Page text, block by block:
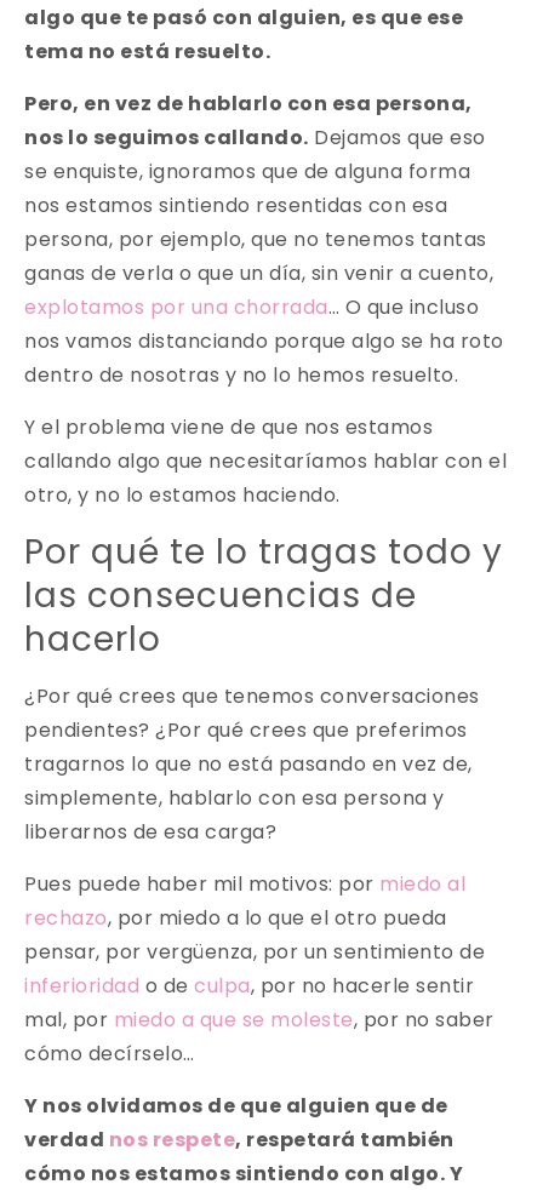
algo que te pasó con alguien, es que ese
tema no está resuelto.
Pero, en vez de hablarlo con esa persona,
nos lo seguimos callando. Dejamos que eso
se enquiste, ignoramos que de alguna forma
nos estamos sintiendo resentidas con esa
persona, por ejemplo, que no tenemos tantas
ganas de verla o que un día, sin venir a cuento,
explotamos por una chorrada… O que incluso
nos vamos distanciando porque algo se ha roto
dentro de nosotras y no lo hemos resuelto.
Y el problema viene de que nos estamos
callando algo que necesitaríamos hablar con el
otro, y no lo estamos haciendo.
Por qué te lo tragas todo y
las consecuencias de
hacerlo
¿Por qué crees que tenemos conversaciones
pendientes? ¿Por qué crees que preferimos
tragarnos lo que no está pasando en vez de,
simplemente, hablarlo con esa persona y
liberarnos de esa carga?
Pues puede haber mil motivos: por miedo al
rechazo, por miedo a lo que el otro pueda
pensar, por vergüenza, por un sentimiento de
inferioridad o de culpa, por no hacerle sentir
mal, por miedo a que se moleste, por no saber
cómo decírselo…
Y nos olvidamos de que alguien que de
verdad nos respete, respetará también
cómo nos estamos sintiendo con algo. Y